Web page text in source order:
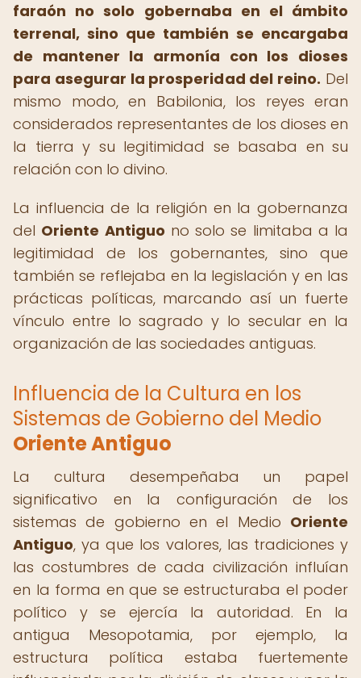
faraón no solo gobernaba en el ámbito
terrenal, sino que también se encargaba
de mantener la armonía con los dioses
para asegurar la prosperidad del reino. Del
mismo modo, en Babilonia, los reyes eran
considerados representantes de los dioses en
la tierra y su legitimidad se basaba en su
relación con lo divino.
La influencia de la religión en la gobernanza
del Oriente Antiguo no solo se limitaba a la
legitimidad de los gobernantes, sino que
también se reflejaba en la legislación y en las
prácticas políticas, marcando así un fuerte
vínculo entre lo sagrado y lo secular en la
organización de las sociedades antiguas.
Influencia de la Cultura en los
Sistemas de Gobierno del Medio
Oriente Antiguo
La cultura desempeñaba un papel
significativo en la configuración de los
sistemas de gobierno en el Medio Oriente
Antiguo, ya que los valores, las tradiciones y
las costumbres de cada civilización influían
en la forma en que se estructuraba el poder
político y se ejercía la autoridad. En la
antigua Mesopotamia, por ejemplo, la
estructura política estaba fuertemente